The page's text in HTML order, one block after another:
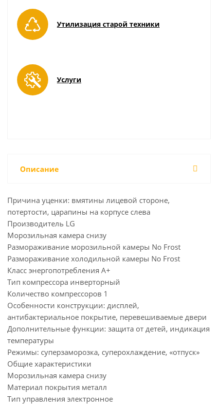
Утилизация старой техники
Услуги
Описание
Причина уценки: вмятины лицевой стороне,
потертости, царапины на корпусе слева
Производитель LG
Морозильная камера снизу
Размораживание морозильной камеры No Frost
Размораживание холодильной камеры No Frost
Класс энергопотребления A+
Тип компрессора инверторный
Количество компрессоров 1
Особенности конструкции: дисплей,
антибактериальное покрытие, перевешиваемые двери
Дополнительные функции: защита от детей, индикация
температуры
Режимы: суперзаморозка, суперохлаждение, «отпуск»
Общие характеристики
Морозильная камера снизу
Материал покрытия металл
Тип управления электронное